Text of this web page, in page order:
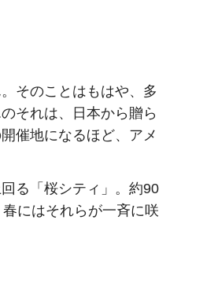
そのことはもはや、多
それは、日本から贈ら
催地になるほど、アメ
る「桜シティ」。約90
にはそれらが一斉に咲